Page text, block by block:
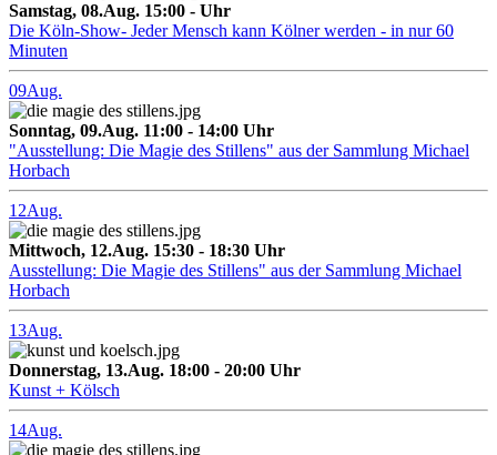
Samstag, 08.Aug. 15:00 - Uhr
Die Köln-Show- Jeder Mensch kann Kölner werden - in nur 60
Minuten
09Aug.
Sonntag, 09.Aug. 11:00 - 14:00 Uhr
"Ausstellung: Die Magie des Stillens" aus der Sammlung Michael
Horbach
12Aug.
Mittwoch, 12.Aug. 15:30 - 18:30 Uhr
Ausstellung: Die Magie des Stillens" aus der Sammlung Michael
Horbach
13Aug.
Donnerstag, 13.Aug. 18:00 - 20:00 Uhr
Kunst + Kölsch
14Aug.